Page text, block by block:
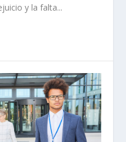
y la falta...